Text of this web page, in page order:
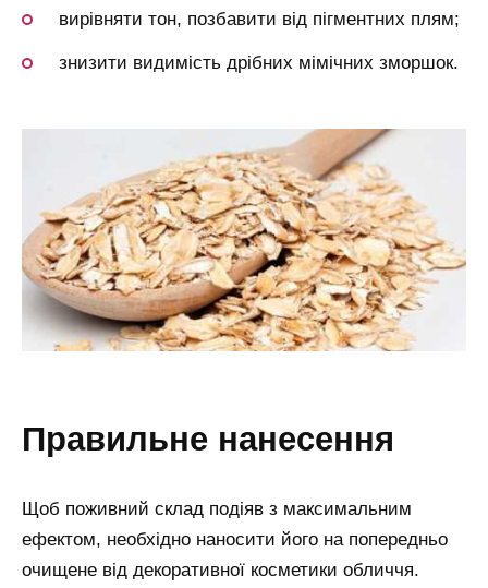
вирівняти тон, позбавити від пігментних плям;
знизити видимість дрібних мімічних зморшок.
правильне нанесення
Щоб поживний склад подіяв з максимальним
ефектом, необхідно наносити його на попередньо
очищене від декоративної косметики обличчя.